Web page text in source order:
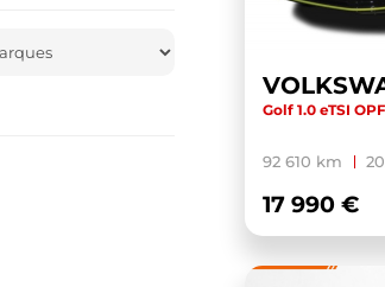
Golf 1.0 eTSI
92 610 km
17 990 €